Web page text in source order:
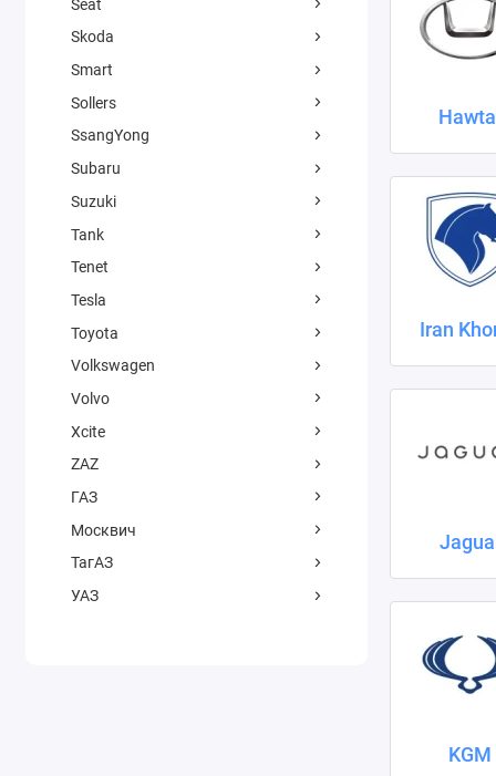
Seat
Skoda
Smart
Sollers
SsangYong
Subaru
Suzuki
Tank
Tenet
Tesla
Toyota
Volkswagen
Volvo
Xcite
ZAZ
ГАЗ
Москвич
ТагАЗ
УАЗ
Iran
KGM